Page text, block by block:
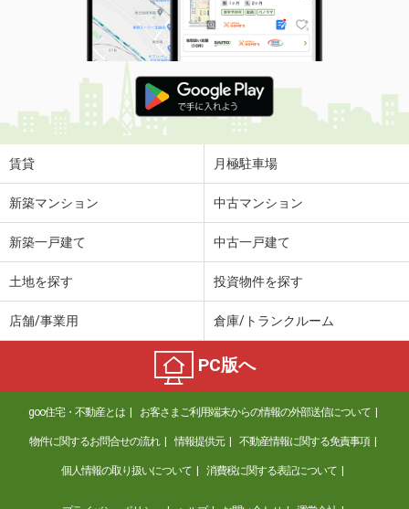
賃貸 月極駐車場
新築マンション 中古マンション
新築一戸建て 中古一戸建て
土地を探す 投資物件を探す
店舗/事業用 倉庫/トランクルーム
PC版へ
goo住宅・不動産とは お客さまご利用端末からの情報の外部送信について
物件に関するお問合せの流れ 情報提供元 不動産情報に関する免責事項
個人情報の取り扱いについて 消費税に関する表記について